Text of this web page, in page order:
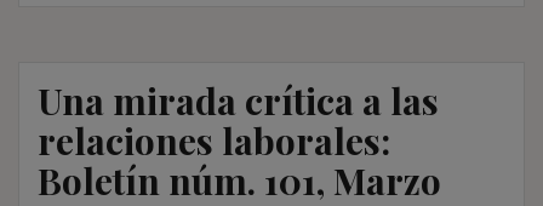
Una mirada crítica a las
relaciones laborales:
Boletín núm. 101, Marzo